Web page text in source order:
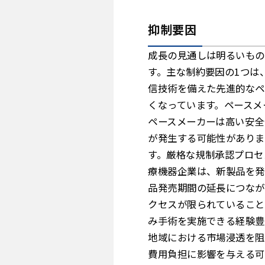
抑制要因
成長の見通しは明るいも
す。主な制約要因の1つ
信技術を備えた先進的な
くなっています。ペース
ペースメーカーは高い安
が発生する可能性があり
す。厳格な規制承認プロ
療機器企業は、新製品を
品発売期間の延長につな
クセスが限られているこ
み手術を実施できる経験
地域における市場浸透を
費用負担に影響を与える